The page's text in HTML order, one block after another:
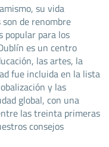
su vida
de renombre
popular para los
es un centro
las artes, la
fue incluida en la lista
y las
global, con una
las treinta primeras
consejos